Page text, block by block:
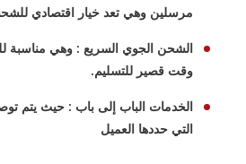
مرسلين وهي تعد خيار اقتصادي
الشحن الجوي السريع : وهي مناسبة
وقت قصير للتسليم.
الخدمات الباب إلى باب : حيث يتم
التي حددها العميل